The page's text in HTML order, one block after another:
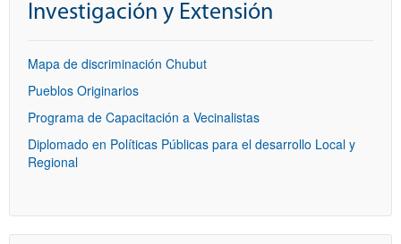
Investigación y Extensión
Mapa de discriminación Chubut
Pueblos Originarios
Programa de Capacitación a Vecinalistas
Diplomado en Políticas Públicas para el desarrollo Local y
Regional